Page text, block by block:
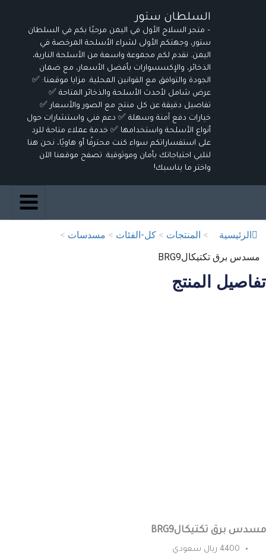
السلطان ستور
– متجر السلاح الأول في اليمن مرحبًا بكم في السلطان
ستور، وجهتكم الأولى لشراء الأسلحة المرخصة في
اليمن. نقدم لكم مجموعة واسعة من الأسلحة النارية،
الذخائر، والإكسسوارات بأفضل الأسعار، مع ضمان
الجودة والتوافق مع القوانين المحلية. مزايا موقعنا: ✅
عرض شامل لأحدث الأسلحة والذخائر المتاحة ✅
تفاصيل دقيقة عن كل منتج مع الصور والأسعار ✅
خيارات دفع آمنة وسهلة ✅ دعم فني واستشارات حول
أنواع الأسلحة واستخدامها ✅ خدمة عملاء متاحة للرد
على استفساراتكم سواء كنت محترفًا أو هاويًا، نحن هنا
لنلبي احتياجاتك بأمان وموثوقية. تصفح موقعنا الآن
واختر ما يناسبك!
الرئيسية > المنتجات > كل-الفئات > مسدسات >
مسدس برق تكتيكالBRG9
تفاصيل المنتج
مسدس برق تكتيكالBRG9
4400 ريال سعودي